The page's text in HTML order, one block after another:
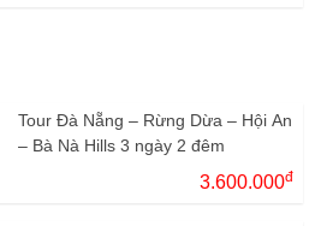
Tour Đà Nẵng – Rừng Dừa – Hội An
– Bà Nà Hills 3 ngày 2 đêm
3.600.000đ